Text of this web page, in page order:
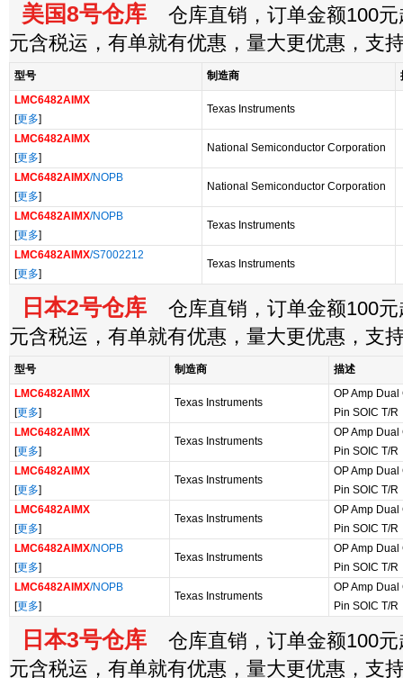
美国8号仓库 仓库直销，订单金额100元
元含税运，有单就有优惠，量大更优惠，支
型号 制造商
LMC6482AIMX
[更多]
Texas Instruments
LMC6482AIMX
[更多]
National Semiconductor Corporation
LMC6482AIMX/NOPB
[更多]
National Semiconductor Corporation
LMC6482AIMX/NOPB
[更多]
Texas Instruments
LMC6482AIMX/S7002212
[更多]
Texas Instruments
日本2号仓库 仓库直销，订单金额100元
元含税运，有单就有优惠，量大更优惠，支
型号 制造商
描述
LMC6482AIMX
[更多]
Texas Instruments
OP Amp Dual
Pin SOIC T/R
LMC6482AIMX
[更多]
Texas Instruments
OP Amp Dual
Pin SOIC T/R
LMC6482AIMX
[更多]
Texas Instruments
OP Amp Dual
Pin SOIC T/R
LMC6482AIMX
[更多]
Texas Instruments
OP Amp Dual
Pin SOIC T/R
LMC6482AIMX/NOPB
[更多]
Texas Instruments
OP Amp Dual
Pin SOIC T/R
LMC6482AIMX/NOPB
[更多]
Texas Instruments
OP Amp Dual
Pin SOIC T/R
日本3号仓库 仓库直销，订单金额100元
元含税运，有单就有优惠，量大更优惠，支